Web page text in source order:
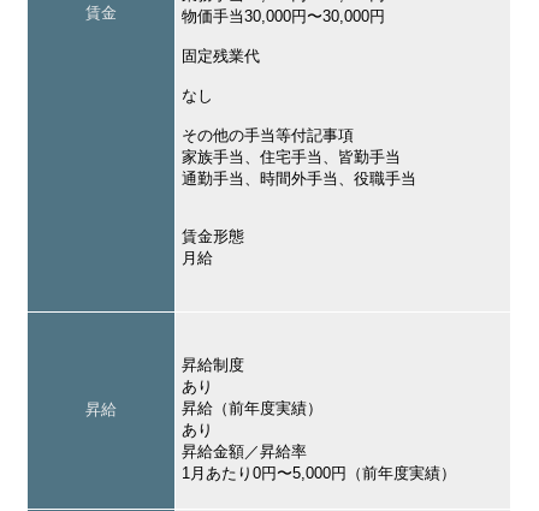
賃金
物価手当30,000円〜30,000円
固定残業代
なし
その他の手当等付記事項
家族手当、住宅手当、皆勤手当
通勤手当、時間外手当、役職手当
賃金形態
月給
昇給
昇給制度
あり
昇給（前年度実績）
あり
昇給金額／昇給率
1月あたり0円〜5,000円（前年度実績）